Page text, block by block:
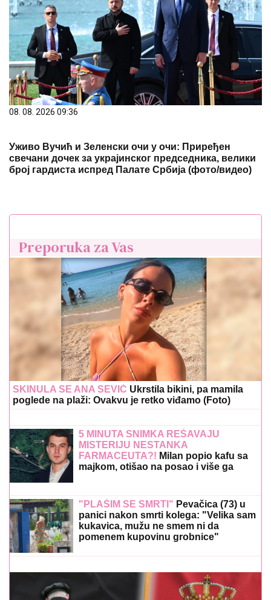
08. 08. 2026 09:36
Уживо Вучић и Зеленски очи у очи: Приређен
свечани дочек за украјинског председника, велики
број гардиста испред Палате Србија (фото/видео)
Preporuka za Vas
SKINULA SE ANA SEVIĆ Ukrstila bikini, pa mamila
poglede na plaži: Ovakvu je retko viđamo (Foto)
5 MINUTA SNIMKA REŠAVAJU
MISTERIJU NESTANKA
FARMACEUTA?! Milan popio kafu sa
majkom, otišao na posao i više ga
"PLAŠIM SE SMRTI" Pevačica (73) u
panici nakon smrti kolega: "Velika sam
kukavica, mužu ne smem ni da
pomenem kupovinu grobnice"